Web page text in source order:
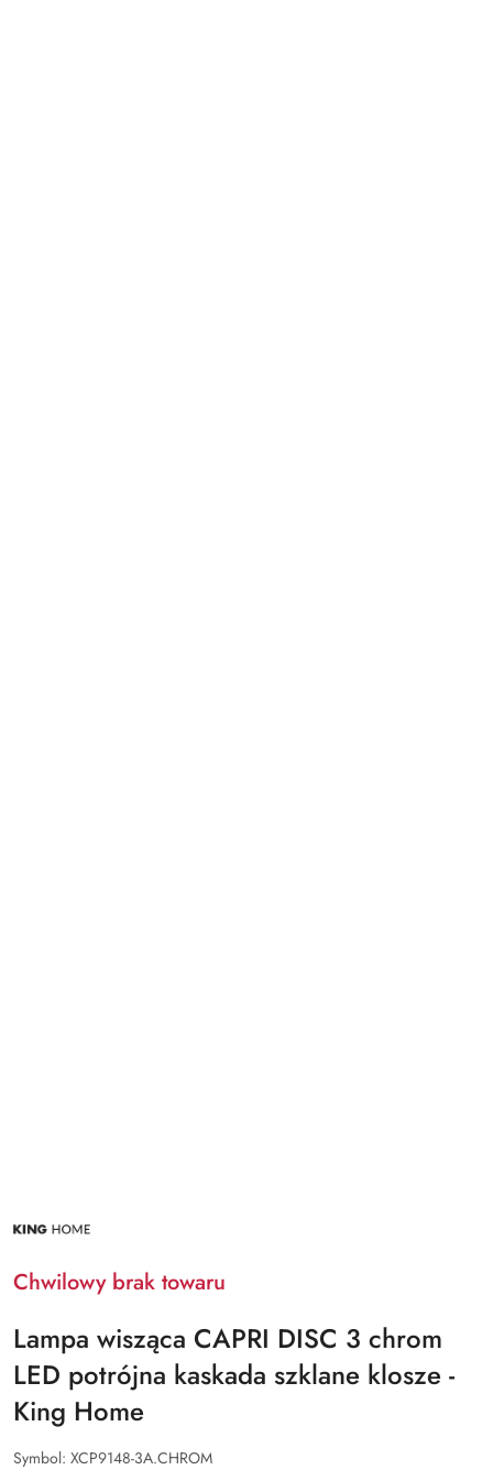
NAZWA
PRODUCENTA:
HOME
Chwilowy brak towaru
Lampa wisząca CAPRI DISC 3 chrom
LED potrójna kaskada szklane klosze -
King Home
Symbol: XCP9148-3A.CHROM